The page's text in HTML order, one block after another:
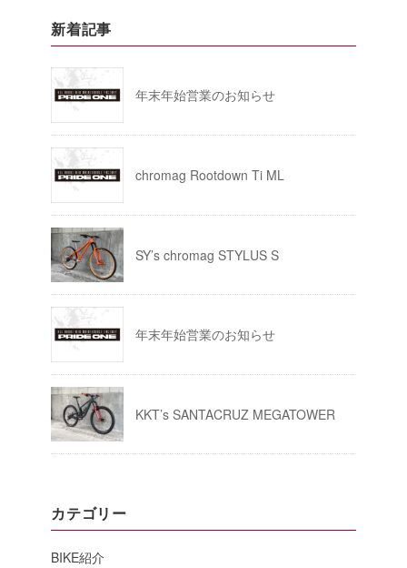
新着記事
年末年始営業のお知らせ
chromag Rootdown Ti ML
SY’s chromag STYLUS S
年末年始営業のお知らせ
KKT’s SANTACRUZ MEGATOWER
カテゴリー
BIKE紹介